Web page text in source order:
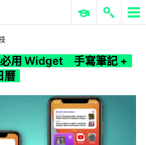
ERP 與商業 AI
必用 Widget 手寫筆記 +
曆